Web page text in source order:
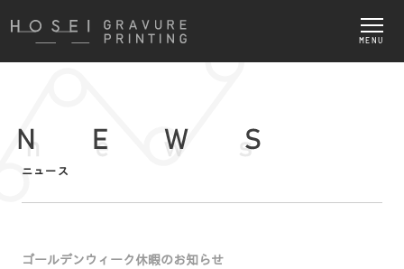
MENU
ニュース
ゴールデンウィーク休暇のお知らせ